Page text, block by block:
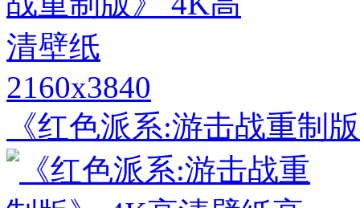
2160x3840
《红色派系:游击战重制